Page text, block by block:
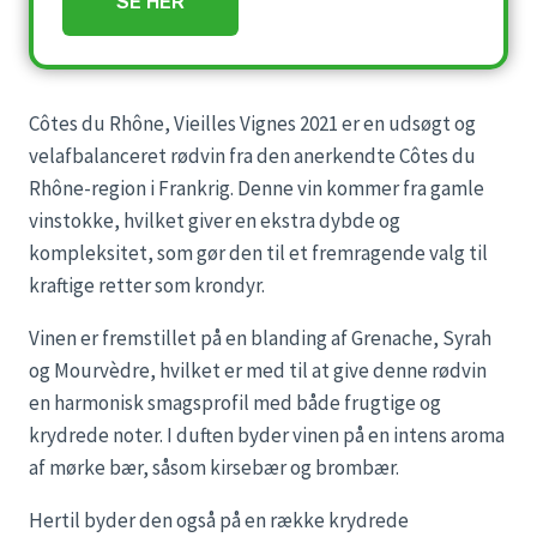
Côtes du Rhône, Vieilles Vignes 2021 er en udsøgt og
velafbalanceret rødvin fra den anerkendte Côtes du
Rhône-region i Frankrig. Denne vin kommer fra gamle
vinstokke, hvilket giver en ekstra dybde og
kompleksitet, som gør den til et fremragende valg til
kraftige retter som krondyr.
Vinen er fremstillet på en blanding af Grenache, Syrah
og Mourvèdre, hvilket er med til at give denne rødvin
en harmonisk smagsprofil med både frugtige og
krydrede noter. I duften byder vinen på en intens aroma
af mørke bær, såsom kirsebær og brombær.
Hertil byder den også på en række krydrede